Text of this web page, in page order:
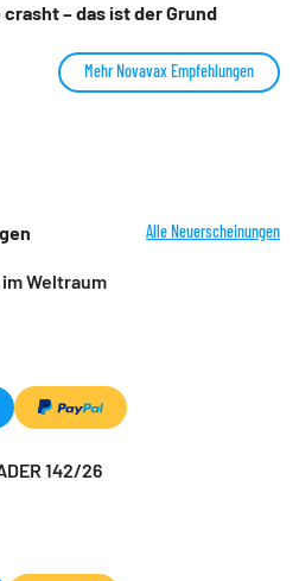
– das ist der Grund
Mehr Novavax Empfehlungen
Alle Neuerscheinungen
Weltraum
142/26